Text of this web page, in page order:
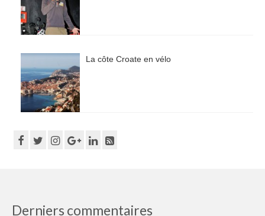
La côte Croate en vélo
Derniers commentaires